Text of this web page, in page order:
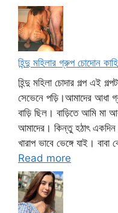
হিন্দু মহিলার গ্রুপ চোদোন
হিন্দু মহিলা চোদার গল্প এই
সেভেনে পড়ি।আমাদের আধা
বাড়ি ছিল। বাড়িতে আমি মা
আমাদের। কিন্তু হঠাৎ একদিন
খারাপ ভাবে ভেঙ্গে যাই।
Read more